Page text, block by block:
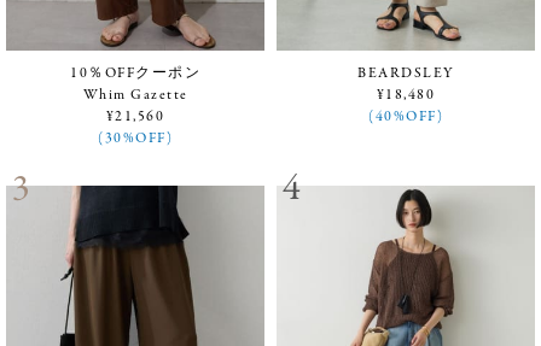
10％OFFクーポン
Whim Gazette
¥21,560
(30%OFF)
BEARDSLEY
¥18,480
(40%OFF)